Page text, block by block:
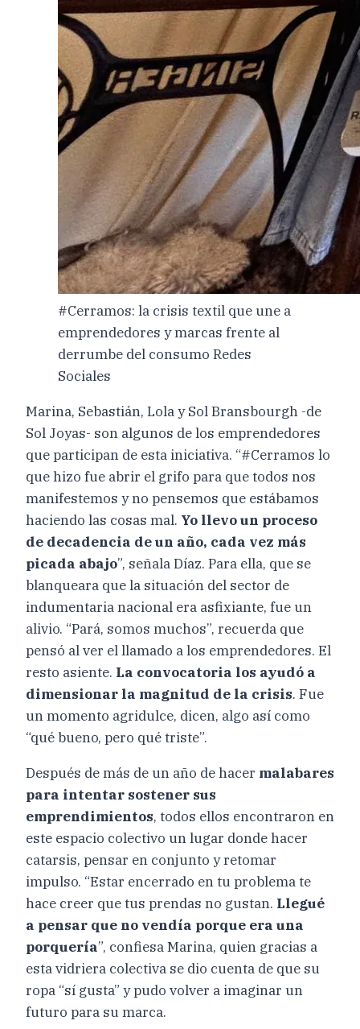
#Cerramos: la crisis textil que une a
emprendedores y marcas frente al
derrumbe del consumo Redes
Sociales
Marina, Sebastián, Lola y Sol Bransbourgh -de
Sol Joyas- son algunos de los emprendedores
que participan de esta iniciativa. “#Cerramos lo
que hizo fue abrir el grifo para que todos nos
manifestemos y no pensemos que estábamos
haciendo las cosas mal. Yo llevo un proceso
de decadencia de un año, cada vez más
picada abajo”, señala Díaz. Para ella, que se
blanqueara que la situación del sector de
indumentaria nacional era asfixiante, fue un
alivio. “Pará, somos muchos”, recuerda que
pensó al ver el llamado a los emprendedores. El
resto asiente. La convocatoria los ayudó a
dimensionar la magnitud de la crisis. Fue
un momento agridulce, dicen, algo así como
“qué bueno, pero qué triste”.
Después de más de un año de hacer malabares
para intentar sostener sus
emprendimientos, todos ellos encontraron en
este espacio colectivo un lugar donde hacer
catarsis, pensar en conjunto y retomar
impulso. “Estar encerrado en tu problema te
hace creer que tus prendas no gustan. Llegué
a pensar que no vendía porque era una
porquería”, confiesa Marina, quien gracias a
esta vidriera colectiva se dio cuenta de que su
ropa “sí gusta” y pudo volver a imaginar un
futuro para su marca.